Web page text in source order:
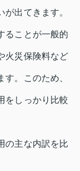
出てきます。
ることが一般的
火災保険料など
。このため、
をしっかり比較
の主な内訳を比